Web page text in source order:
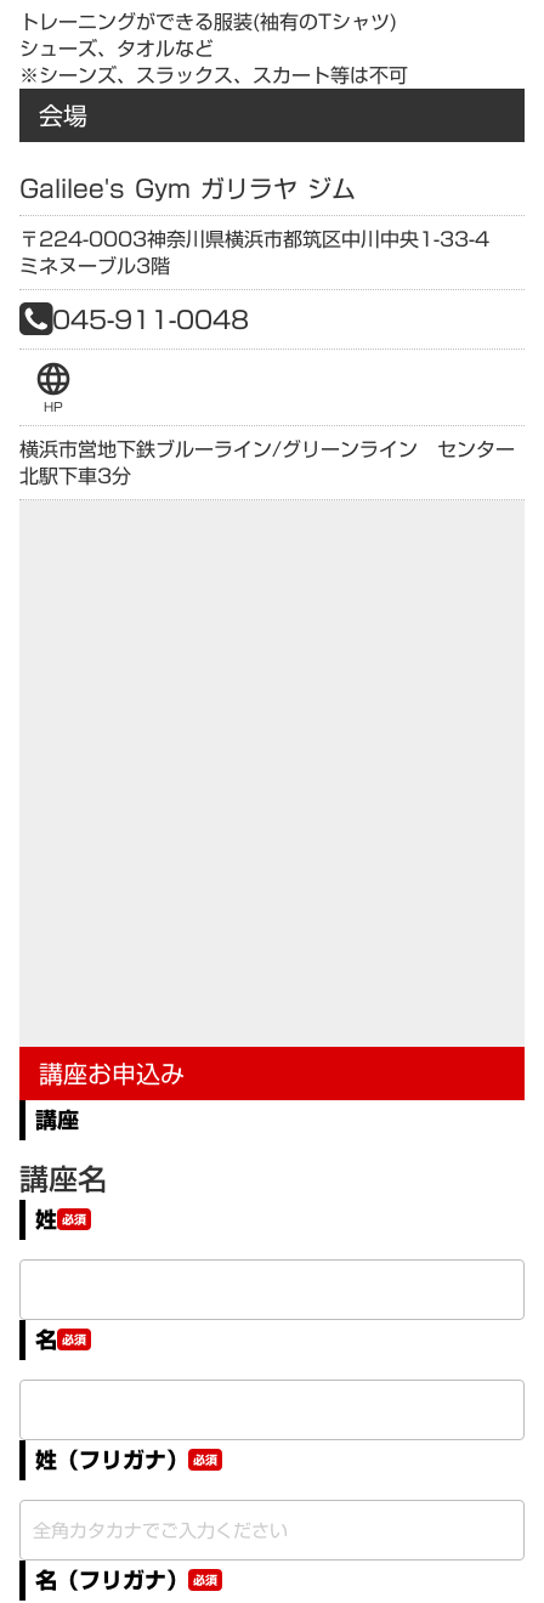
トレーニングができる服装(袖有のTシャツ)
シューズ、タオルなど
※シーンズ、スラックス、スカート等は不可
会場
Galilee's Gym ガリラヤ ジム
〒224-0003神奈川県横浜市都筑区中川中央1-33-4
ミネヌーブル3階
045-911-0048
language
HP
横浜市営地下鉄ブルーライン/グリーンライン センター
北駅下車3分
講座お申込み
講座
講座名
姓 必須
名 必須
姓（フリガナ） 必須
名（フリガナ） 必須